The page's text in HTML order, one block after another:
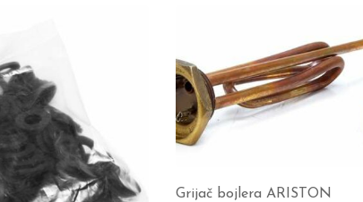
Grijač bojlera ARISTON